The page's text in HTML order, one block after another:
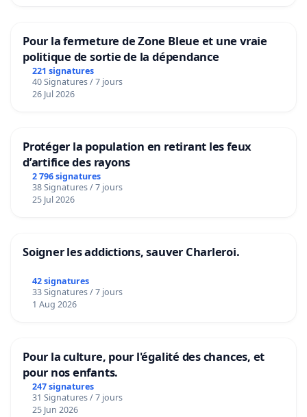
Pour la fermeture de Zone Bleue et une vraie
politique de sortie de la dépendance
221 signatures
40 Signatures / 7 jours
26 Jul 2026
Protéger la population en retirant les feux
d’artifice des rayons
2 796 signatures
38 Signatures / 7 jours
25 Jul 2026
Soigner les addictions, sauver Charleroi.
42 signatures
33 Signatures / 7 jours
1 Aug 2026
Pour la culture, pour l'égalité des chances, et
pour nos enfants.
247 signatures
31 Signatures / 7 jours
25 Jun 2026